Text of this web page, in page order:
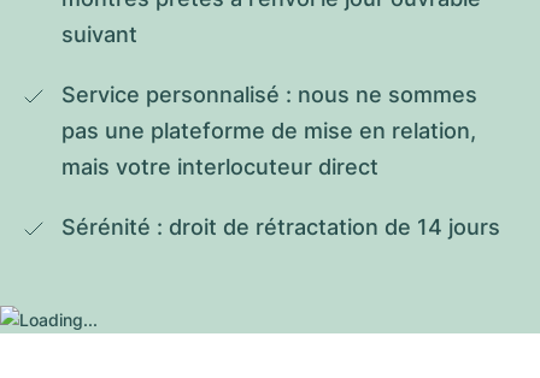
suivant
Service personnalisé : nous ne sommes
pas une plateforme de mise en relation,
mais votre interlocuteur direct
Sérénité : droit de rétractation de 14 jours